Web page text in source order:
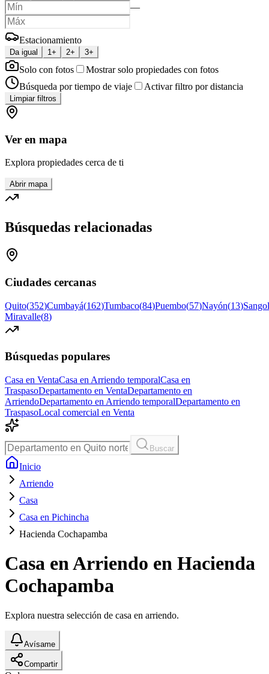
—
Estacionamiento
Da igual 1+ 2+ 3+
Solo con fotos
Mostrar solo propiedades con fotos
Búsqueda por tiempo de viaje
Activar filtro por distancia
Limpiar filtros
Ver en mapa
Explora propiedades cerca de ti
Abrir mapa
Búsquedas relacionadas
Ciudades cercanas
Quito(352)Cumbayá(162)Tumbaco(84)Puembo(57)Nayón(13)
Miravalle(8)
Búsquedas populares
Casa en VentaCasa en Arriendo temporalCasa en
TraspasoDepartamento en VentaDepartamento en
ArriendoDepartamento en Arriendo temporalDepartamento en
TraspasoLocal comercial en Venta
Buscar
Inicio
Arriendo
Casa
Casa en Pichincha
Hacienda Cochapamba
Casa en Arriendo en Hacienda
Cochapamba
Explora nuestra selección de casa en arriendo.
Avísame
Compartir